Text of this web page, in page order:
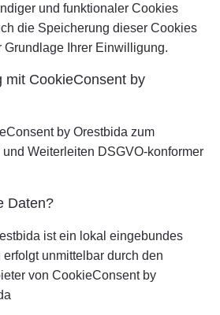
und funktionaler Cookies
die Speicherung dieser Cookies
Ihrer Einwilligung.
mit CookieConsent by
by Orestbida zum
Weiterleiten DSGVO-konformer
Daten?
ist ein lokal eingebundes
unmittelbar durch den
von CookieConsent by